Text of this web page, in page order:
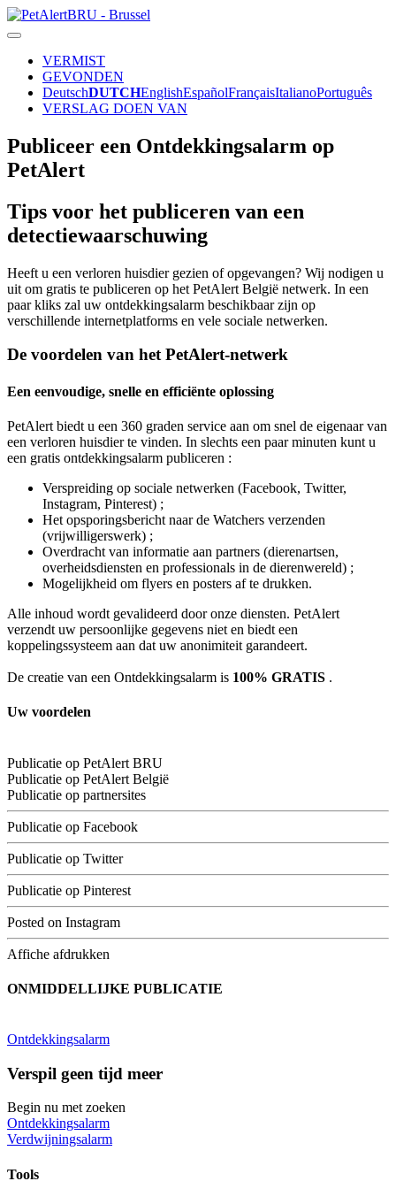
VERMIST
GEVONDEN
DeutschDUTCHEnglishEspañolFrançaisItalianoPortuguês
VERSLAG DOEN VAN
Publiceer een Ontdekkingsalarm op
PetAlert
Tips voor het publiceren van een
detectiewaarschuwing
Heeft u een verloren huisdier gezien of opgevangen? Wij nodigen u
uit om gratis te publiceren op het PetAlert België netwerk. In een
paar kliks zal uw ontdekkingsalarm beschikbaar zijn op
verschillende internetplatforms en vele sociale netwerken.
De voordelen van het PetAlert-netwerk
Een eenvoudige, snelle en efficiënte oplossing
PetAlert biedt u een 360 graden service aan om snel de eigenaar van
een verloren huisdier te vinden. In slechts een paar minuten kunt u
een gratis ontdekkingsalarm publiceren :
Verspreiding op sociale netwerken (Facebook, Twitter,
Instagram, Pinterest) ;
Het opsporingsbericht naar de Watchers verzenden
(vrijwilligerswerk) ;
Overdracht van informatie aan partners (dierenartsen,
overheidsdiensten en professionals in de dierenwereld) ;
Mogelijkheid om flyers en posters af te drukken.
Alle inhoud wordt gevalideerd door onze diensten. PetAlert
verzendt uw persoonlijke gegevens niet en biedt een
koppelingssysteem aan dat uw anonimiteit garandeert.
De creatie van een Ontdekkingsalarm is 100% GRATIS .
Uw voordelen
Publicatie op PetAlert BRU
Publicatie op PetAlert België
Publicatie op partnersites
Publicatie op Facebook
Publicatie op Twitter
Publicatie op Pinterest
Posted on Instagram
Affiche afdrukken
ONMIDDELLIJKE PUBLICATIE
Ontdekkingsalarm
Verspil geen tijd meer
Begin nu met zoeken
Ontdekkingsalarm
Verdwijningsalarm
Tools